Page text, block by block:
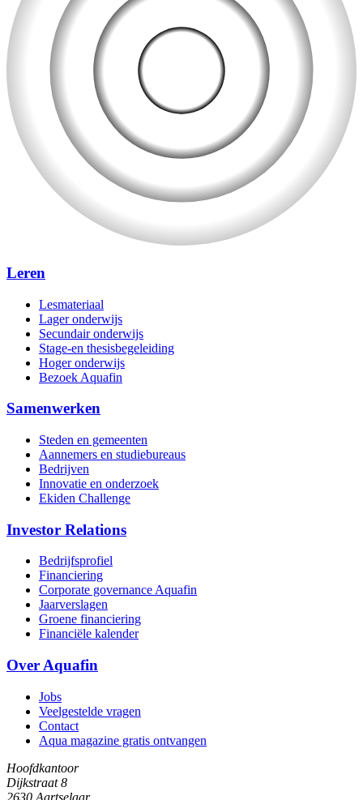
Leren
Lesmateriaal
Lager onderwijs
Secundair onderwijs
Stage-en thesisbegeleiding
Hoger onderwijs
Bezoek Aquafin
Samenwerken
Steden en gemeenten
Aannemers en studiebureaus
Bedrijven
Innovatie en onderzoek
Ekiden Challenge
Investor Relations
Bedrijfsprofiel
Financiering
Corporate governance Aquafin
Jaarverslagen
Groene financiering
Financiële kalender
Over Aquafin
Jobs
Veelgestelde vragen
Contact
Aqua magazine gratis ontvangen
Hoofdkantoor
Dijkstraat 8
2630 Aartselaar